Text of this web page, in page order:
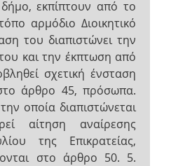
εκπίπτουν από το
αρμόδιο Διοικητικό
του διαπιστώνει την
και την έκπτωση από
σχετική ένσταση
άρθρο 45, πρόσωπα.
οποία διαπιστώνεται
αίτηση αναίρεσης
της Επικρατείας,
στο άρθρο 50. 5.